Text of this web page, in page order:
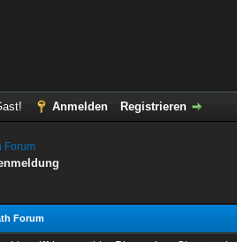
Anmelden Registrieren
Forum
Forum